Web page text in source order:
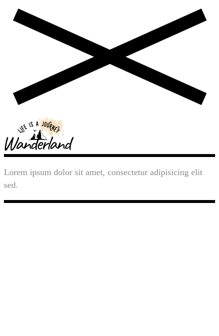
Lorem ipsum dolor sit amet, consectetur adipisicing elit
sed.